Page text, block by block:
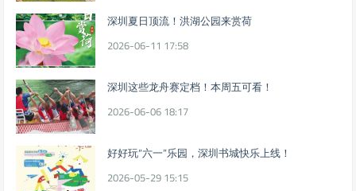
深圳夏日顶流！洪湖公园来赏荷
2026-06-11 17:58
深圳这些龙舟赛定档！本周五可看！
2026-06-06 18:17
好好玩“六一”乐园，深圳书城快乐上线！
2026-05-29 15:15